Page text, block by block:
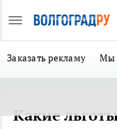
Заказать рекламу Мы
Какие